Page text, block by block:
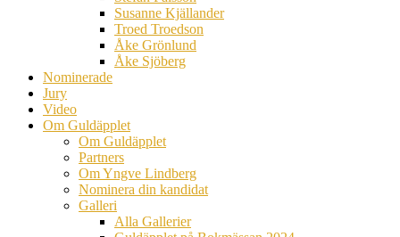
Susanne Kjällander
Troed Troedson
Åke Grönlund
Åke Sjöberg
Nominerade
Jury
Video
Om Guldäpplet
Om Guldäpplet
Partners
Om Yngve Lindberg
Nominera din kandidat
Galleri
Alla Gallerier